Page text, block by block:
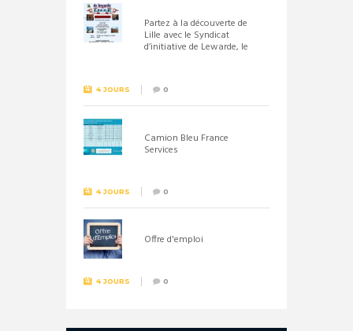
Partez à la découverte de
Lille avec le Syndicat
d’initiative de Lewarde, le
4 JOURS 0
Camion Bleu France
Services
4 JOURS 0
Offre d'emploi
4 JOURS 0